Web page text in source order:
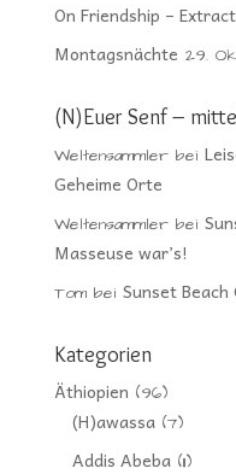
On Friendship –
Montagsnächte 29.
(N)Euer Senf –
Weltensammlerbei
Geheime Orte
Weltensammlerbei
Masseuse war’s!
Tombei Sunset Beach
Kategorien
Äthiopien (96)
(H)awassa(7)
Addis Abeba(11)